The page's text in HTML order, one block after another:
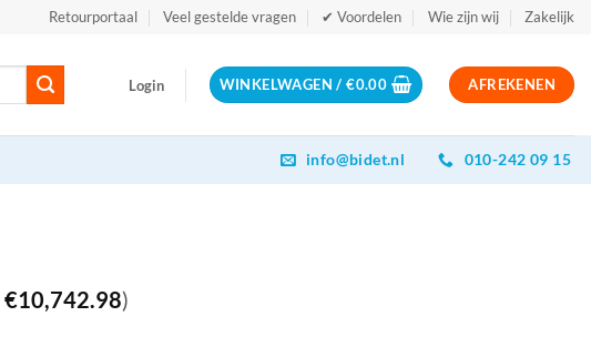
Retourportaal Veel gestelde vragen ✔ Voordelen Wie zijn wij Zakelijk
Login WINKELWAGEN /€0.00 AFREKENEN
info@bidet.nl 010-242 09 15
€10,742.98)